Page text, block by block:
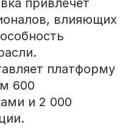
привлечёт
влияющих
платформу
600
и 2 000